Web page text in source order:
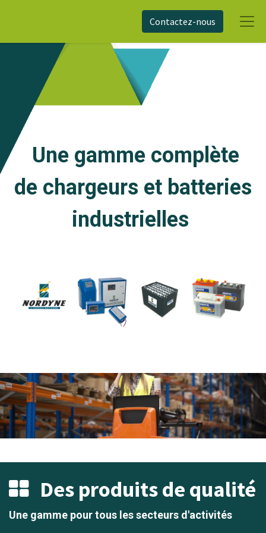
Contactez-nous
Une gamme complète
de chargeurs et batteries
industrielles
Des produits de qualité
Une gamme pour tous les secteurs d'activités